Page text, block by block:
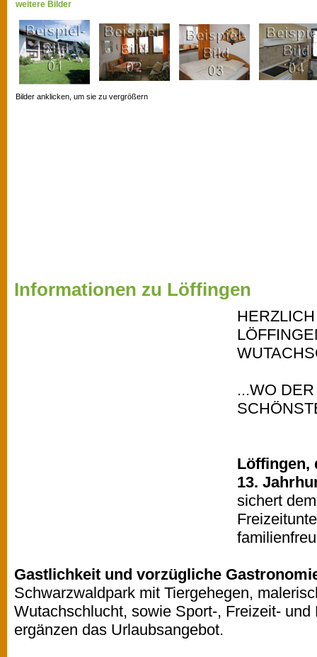
weitere Bilder
Bilder anklicken, um sie zu vergrößern
Informationen zu Löffingen
...WO
Löffingen,
13.
sichert
Gastlichkeit und vorzügliche
Schwarzwaldpark mit Tiergehegen,
Wutachschlucht, sowie Sport-, Freizeit-
ergänzen das Urlaubsangebot.